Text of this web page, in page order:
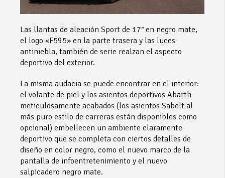
Las llantas de aleación Sport de 17″ en negro mate,
el logo «F595» en la parte trasera y las luces
antiniebla, también de serie realzan el aspecto
deportivo del exterior.
La misma audacia se puede encontrar en el interior:
el volante de piel y los asientos deportivos Abarth
meticulosamente acabados (los asientos Sabelt al
más puro estilo de carreras están disponibles como
opcional) embellecen un ambiente claramente
deportivo que se completa con ciertos detalles de
diseño en color negro, como el nuevo marco de la
pantalla de infoentretenimiento y el nuevo
salpicadero negro mate.